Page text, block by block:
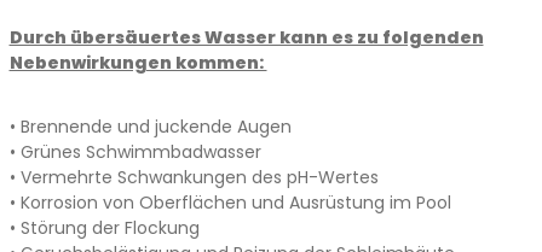
Durch übersäuertes Wasser kann es zu folgenden
Nebenwirkungen kommen:
• Brennende und juckende Augen
• Grünes Schwimmbadwasser
• Vermehrte Schwankungen des pH-Wertes
• Korrosion von Oberflächen und Ausrüstung im Pool
• Störung der Flockung